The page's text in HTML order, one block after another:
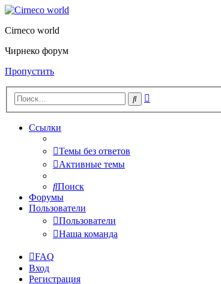
Cirneco world
Чирнеко форум
Пропустить
Поиск
Ссылки
Темы без ответов
Активные темы
Поиск
Форумы
Пользователи
Пользователи
Наша команда
FAQ
Вход
Регистрация